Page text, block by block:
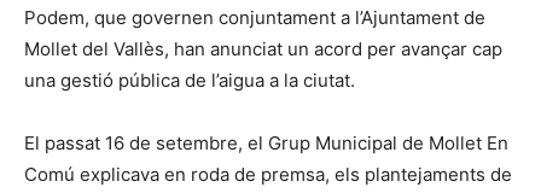
Podem, que governen conjuntament a l’Ajuntament de
Mollet del Vallès, han anunciat un acord per avançar cap
una gestió pública de l’aigua a la ciutat.
El passat 16 de setembre, el Grup Municipal de Mollet En
Comú explicava en roda de premsa, els plantejaments de